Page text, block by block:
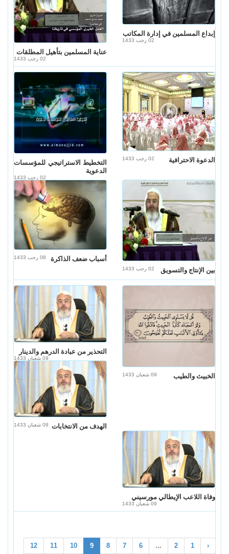
إبداع المسلمين في إدارة المكاتب
02 رجب 1433
عناية المسلمين بتأهيل المطلقات
02 رجب 1433
الدعوة الاحترافية 02 رجب 1433
التخطيط الاستراتيجي للمؤسسات
الدعوية
02 رجب 1433
بين الإنتاج والتسويق 02 رجب 1433
أسباب ضعف الذاكرة 08 رجب 1433
الخبيث والطيب 09 شعبان 1433
التحذير من عبادة الدرهم والدينار
09 شعبان 1433
الهدف من الانتخابات 09 شعبان 1433
وفاة اللاعب الإيطالي مورسيني
09 شعبان 1433
‹
1
2
...
6
7
8
9
10
11
12